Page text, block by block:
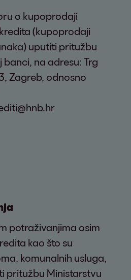
o kupoprodaji
(kupoprodaji
uputiti pritužbu
na adresu: Trg
Zagreb, odnosno
potraživanjima osim
kao što su
komunalnih usluga,
pritužbu Ministarstvu